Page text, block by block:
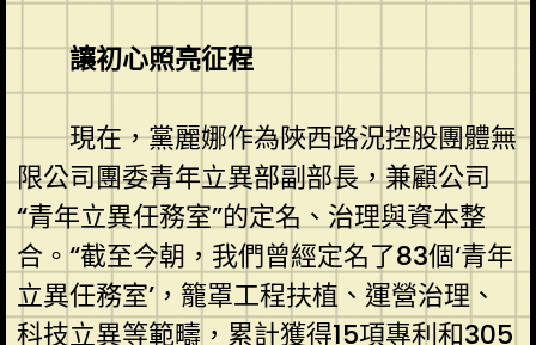
讓初心照亮征程
現在，黨麗娜作為陜西路況控股團體無
限公司團委青年立異部副部長，兼顧公司
“青年立異任務室”的定名、治理與資本整
合。“截至今朝，我們曾經定名了83個‘青年
立異任務室’，籠罩工程扶植、運營治理、
科技立異等範疇，累計獲得15項專利和305